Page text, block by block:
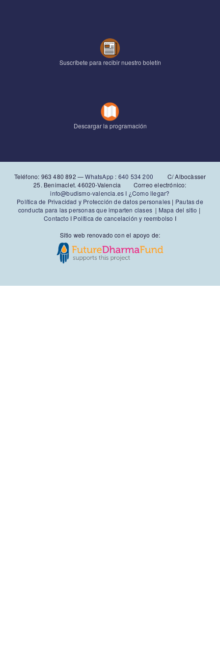
Suscríbete para recibir nuestro boletín
Descargar la programación
Teléfono: 963 480 892‬ —WhatsApp : 640 534 200 C/ Albocàsser
25. Benimaclet. 46020-Valencia Correo electrónico:
info@budismo-valencia.es I ¿Como llegar?
Política de Privacidad y Protección de datos personales | Pautas de
conducta para las personas que imparten clases| Mapa del sitio |
Contacto I Política de cancelación y reembolso I
Sitio web renovado con el apoyo de: